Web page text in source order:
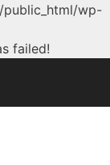
public_html/wp-
failed!